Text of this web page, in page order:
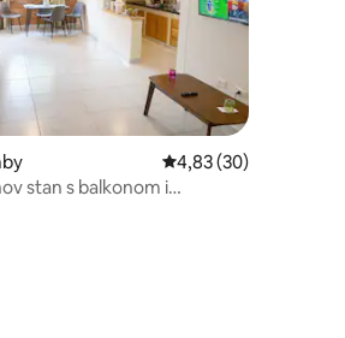
Prosječna ocjena:
4,83 (30)
stan s balkonom i